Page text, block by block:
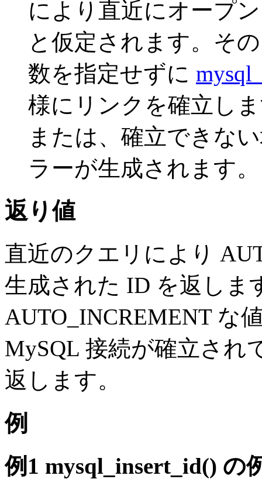
により直近にオープ
と仮定されます。そ
数を指定せずに
様にリンクを確立し
または、確立できな
ラーが生成されます。
返り値
直近のクエリにより
生成された ID を返しま
AUTO_INCREMENT な
MySQL 接続が確立され
返します。
例
例1 mysql_insert_id() の